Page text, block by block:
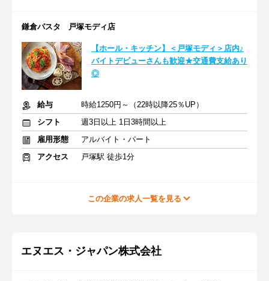
鎌倉パスタ 戸塚モディ店
【ホール・キッチン】＜戸塚モディ＞店内♪
バイトデビューさんも歓迎★交通費支給あり
◎
給与
時給1250円～（22時以降25％UP）
シフト
週3日以上 1日3時間以上
雇用形態
アルバイト・パート
アクセス
戸塚駅 徒歩1分
この企業の求人一覧を見る
エヌエス・ジャパン株式会社